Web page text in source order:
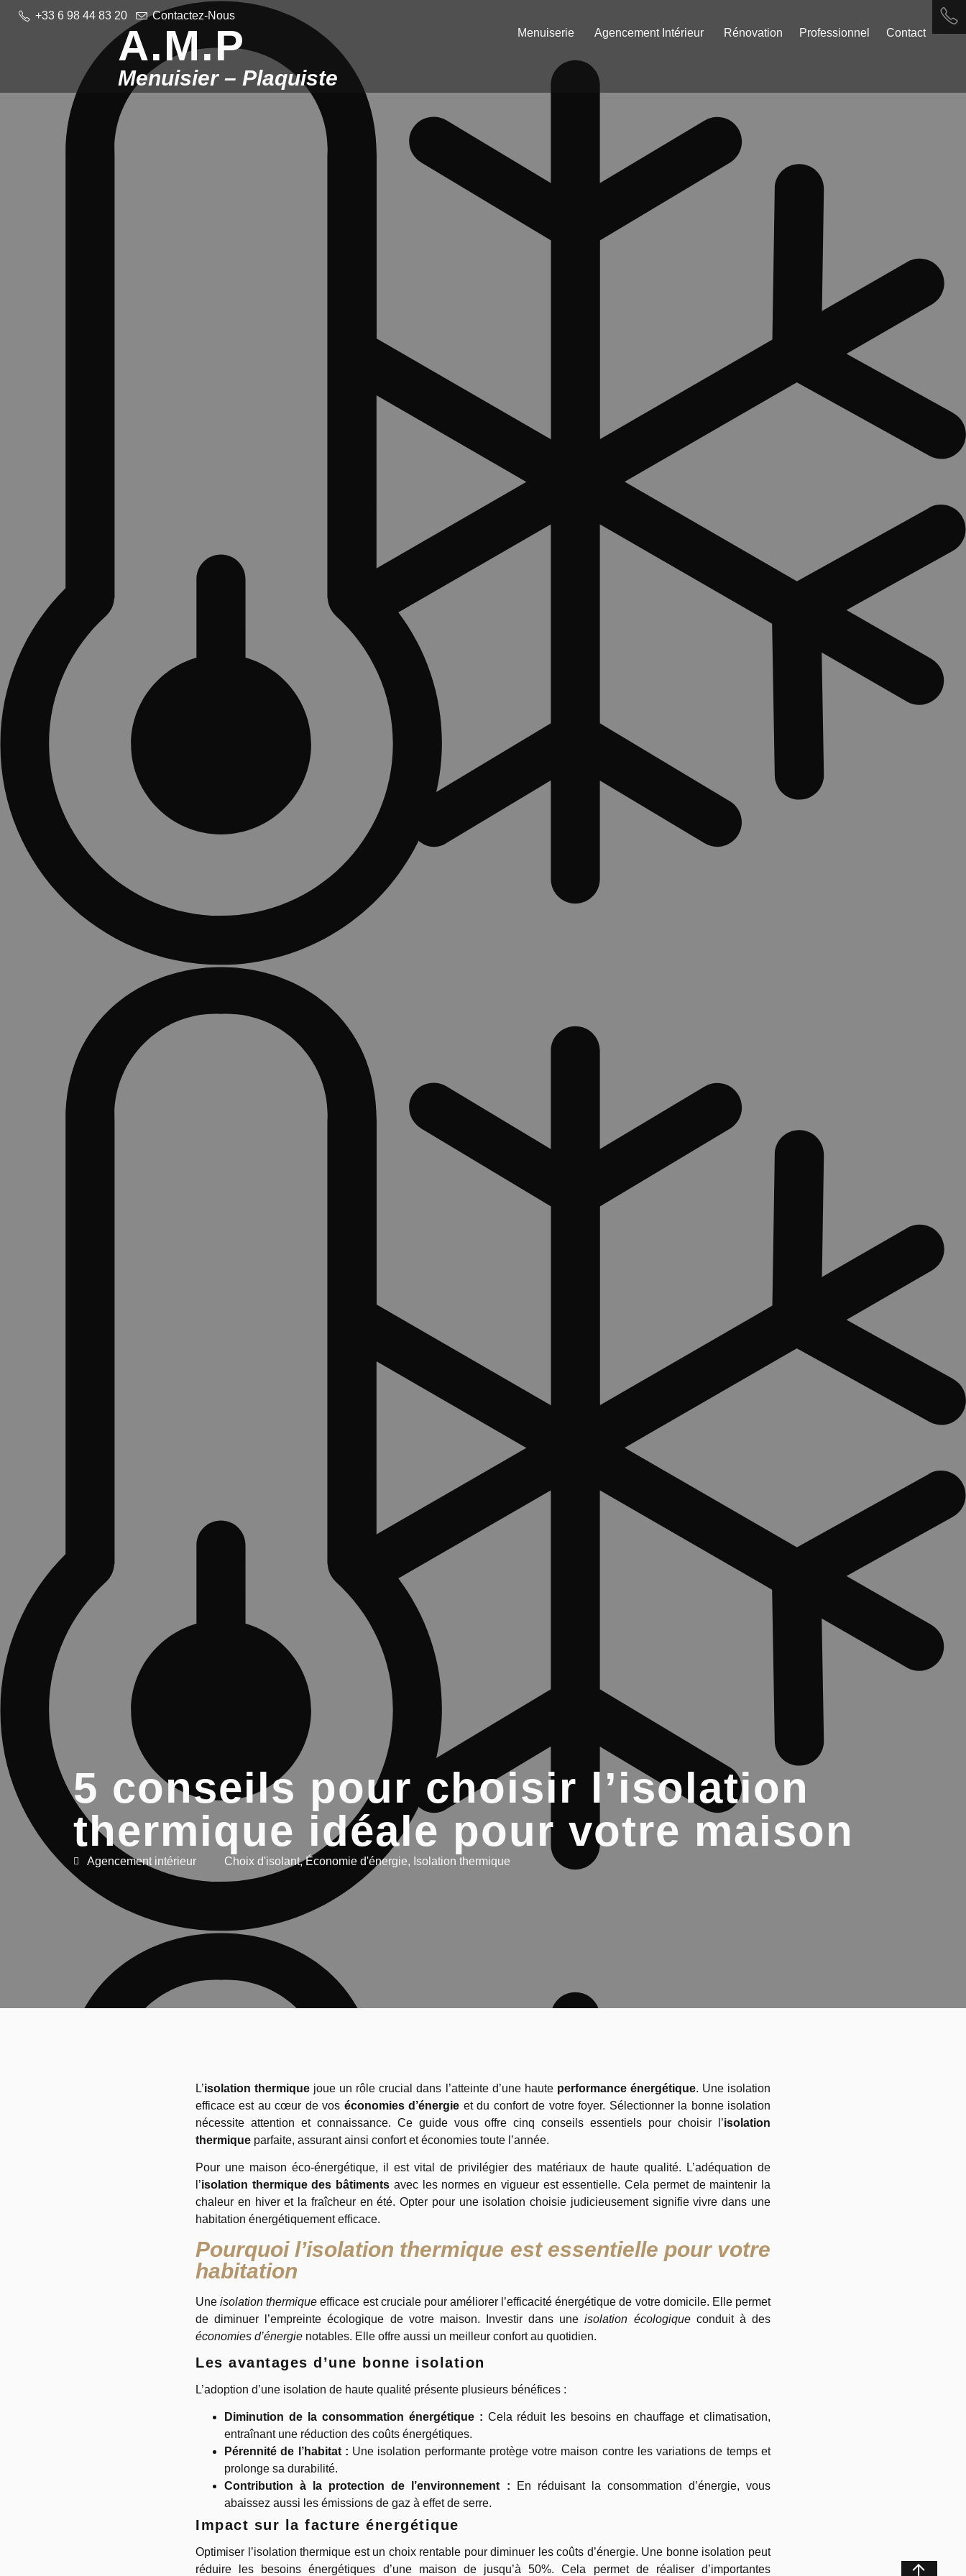
+33 6 98 44 83 20 Contactez-Nous
A.M.P
Menuisier – Plaquiste
Menuiserie Agencement Intérieur Rénovation Professionnel Contact
5 conseils pour choisir l’isolation
thermique idéale pour votre maison
Agencement intérieur Choix d'isolant,Économie d'énergie, Isolation thermique
L’isolation thermique joue un rôle crucial dans l’atteinte d’une haute performance énergétique. Une isolation
efficace est au cœur de vos économies d’énergie et du confort de votre foyer. Sélectionner la bonne isolation
nécessite attention et connaissance. Ce guide vous offre cinq conseils essentiels pour choisir l’isolation
thermique parfaite, assurant ainsi confort et économies toute l’année.
Pour une maison éco-énergétique, il est vital de privilégier des matériaux de haute qualité. L’adéquation de
l’isolation thermique des bâtiments avec les normes en vigueur est essentielle. Cela permet de maintenir la
chaleur en hiver et la fraîcheur en été. Opter pour une isolation choisie judicieusement signifie vivre dans une
habitation énergétiquement efficace.
Pourquoi l’isolation thermique est essentielle pour votre
habitation
Uneisolation thermique efficace est cruciale pour améliorer l’efficacité énergétique de votre domicile. Elle permet
de diminuer l’empreinte écologique de votre maison. Investir dans uneisolation écologiqueconduit à des
économies d’énergie notables. Elle offre aussi un meilleur confort au quotidien.
Les avantages d’une bonne isolation
L’adoption d’une isolation de haute qualité présente plusieurs bénéfices :
Diminution de la consommation énergétique : Cela réduit les besoins en chauffage et climatisation,
entraînant une réduction des coûts énergétiques.
Pérennité de l’habitat : Une isolation performante protège votre maison contre les variations de temps et
prolonge sa durabilité.
Contribution à la protection de l’environnement : En réduisant la consommation d’énergie, vous
abaissez aussi les émissions de gaz à effet de serre.
Impact sur la facture énergétique
Optimiser l’isolation thermique est un choix rentable pour diminuer les coûts d’énergie. Une bonne isolation peut
réduire les besoins énergétiques d’une maison de jusqu’à 50%. Cela permet de réaliser d’importantes